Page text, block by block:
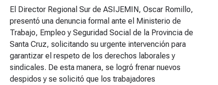
El Director Regional Sur de ASIJEMIN, Oscar Romillo,
presentó una denuncia formal ante el Ministerio de
Trabajo, Empleo y Seguridad Social de la Provincia de
Santa Cruz, solicitando su urgente intervención para
garantizar el respeto de los derechos laborales y
sindicales. De esta manera, se logró frenar nuevos
despidos y se solicitó que los trabajadores